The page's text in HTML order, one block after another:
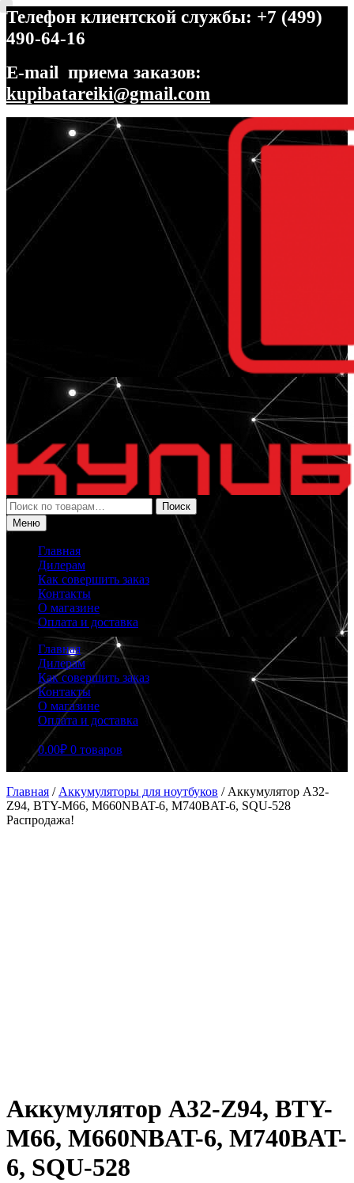
Телефон клиентской службы: +7 (499)
490-64-16
E-mail приема заказов:
kupibatareiki@gmail.com
Перейти
навигации
Перейти
содержимому
Искать:
Поиск
Меню
Главная
Дилерам
Как совершить заказ
Контакты
О магазине
Оплата и доставка
Главная
Дилерам
Как совершить заказ
Контакты
О магазине
Оплата и доставка
0.00₽ 0 товаров
Главная / Аккумуляторы для ноутбуков / Аккумулятор A32-
Z94, BTY-M66, M660NBAT-6, M740BAT-6, SQU-528
Распродажа!
Аккумулятор A32-Z94, BTY-
M66, M660NBAT-6, M740BAT-
6, SQU-528